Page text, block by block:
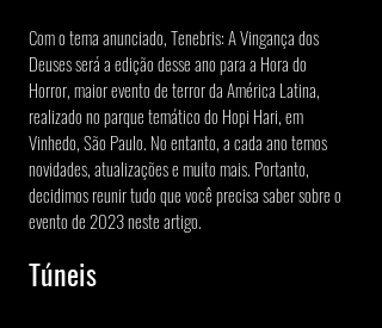
Com o tema anunciado, Tenebris: A Vingança dos
Deuses será a edição desse ano para a Hora do
Horror, maior evento de terror da América Latina,
realizado no parque temático do Hopi Hari, em
Vinhedo, São Paulo. No entanto, a cada ano temos
novidades, atualizações e muito mais. Portanto,
decidimos reunir tudo que você precisa saber sobre o
evento de 2023 neste artigo.
Túneis